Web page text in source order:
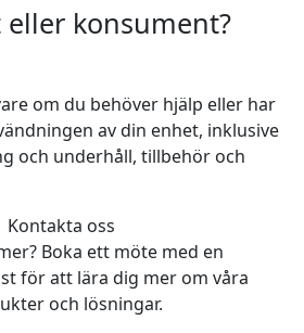
konsument?
om du behöver hjälp eller har
av din enhet, inklusive
och underhåll, tillbehör och
Kontakta oss
Boka ett möte med en
för att lära dig mer om våra
och lösningar.